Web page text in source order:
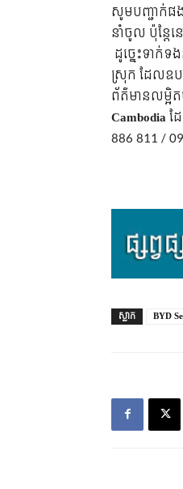
សូមបញ្ជាក់ផ
នាំចូល ប៉ុន្តែ
ដូច្នេះទាក់ទ
ស្រុក ដែលឧប
ព័ត៌មានលម្អិត
Cambodiaដ
886 811 /
ស្លាក BYD